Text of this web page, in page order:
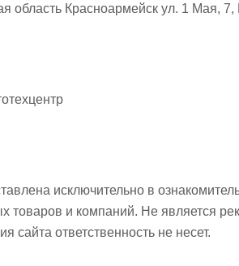
область Красноармейск ул. 1 Мая,
исключительно в
товаров и компаний. Не является
ответственность не несет.